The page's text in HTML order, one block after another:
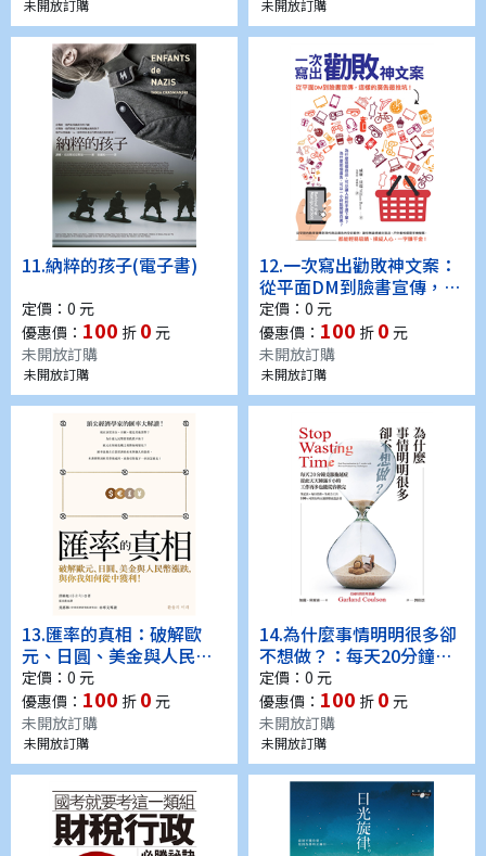
未開放訂購 未開放訂購
11.納粹的孩子(電子書)
定價：0 元
優惠價： 100 折 0 元
未開放訂購
未開放訂購
12.一次寫出勸敗神文案：
從平面DM到臉書宣傳，這
樣的廣告最推坑！(電子書)
定價：0 元
優惠價： 100 折 0 元
未開放訂購
未開放訂購
13.匯率的真相：破解歐
元、日圓、美金與人民幣
漲跌，與你我如何從中獲
利！(電子書)
定價：0 元
優惠價： 100 折 0 元
未開放訂購
未開放訂購
14.為什麼事情明明很多卻
不想做？：每天20分鐘克
服拖延症，從此天天睡滿8
小時，工作再多也能從容
做完(電子書)
定價：0 元
優惠價： 100 折 0 元
未開放訂購
未開放訂購